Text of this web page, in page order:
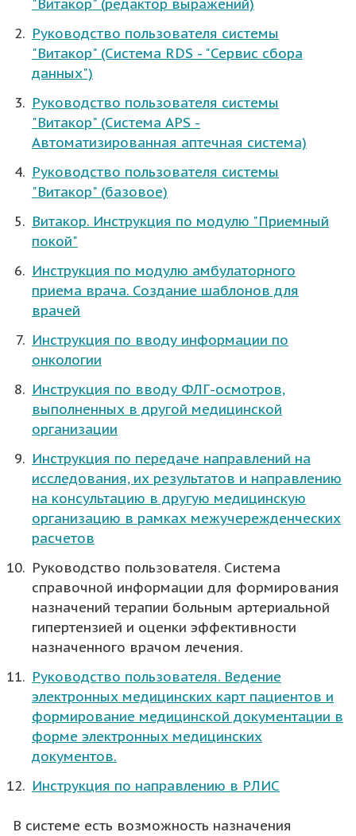
"Витакор" (редактор выражений)
Руководство пользователя системы
"Витакор" (Система RDS - "Сервис сбора
данных")
Руководство пользователя системы
"Витакор" (Система APS -
Автоматизированная аптечная система)
Руководство пользователя системы
"Витакор" (базовое)
Витакор. Инструкция по модулю "Приемный
покой"
Инструкция по модулю амбулаторного
приема врача. Создание шаблонов для
врачей
Инструкция по вводу информации по
онкологии
Инструкция по вводу ФЛГ-осмотров,
выполненных в другой медицинской
организации
Инструкция по передаче направлений на
исследования, их результатов и направлению
на консультацию в другую медицинскую
организацию в рамках межучережденческих
расчетов
Руководство пользователя. Система
справочной информации для формирования
назначений терапии больным артериальной
гипертензией и оценки эффективности
назначенного врачом лечения.
Руководство пользователя. Ведение
электронных медицинских карт пациентов и
формирование медицинской документации в
форме электронных медицинских
документов.
Инструкция по направлению в РЛИС
В системе есть возможность назначения